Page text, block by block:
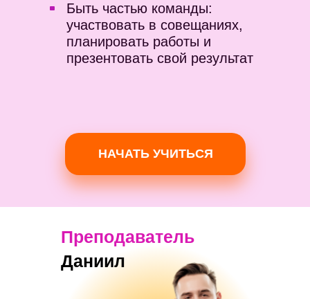
Быть частью команды:
участвовать в совещаниях,
планировать работы и
презентовать свой результат
НАЧАТЬ УЧИТЬСЯ
Даниил
Преподаватель
трудоустройством
для этого у нас есть
карьерные консультанты и